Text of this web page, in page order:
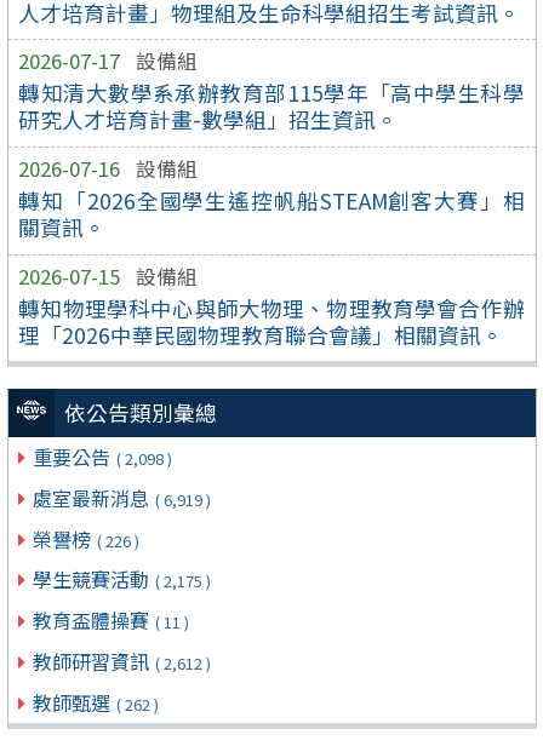
人才培育計畫」物理組及生命科學組招生考試資訊。
2026-07-17 設備組
轉知清大數學系承辦教育部115學年「高中學生科學
研究人才培育計畫-數學組」招生資訊。
2026-07-16 設備組
轉知「2026全國學生遙控帆船STEAM創客大賽」相
關資訊。
2026-07-15 設備組
轉知物理學科中心與師大物理、物理教育學會合作辦
理「2026中華民國物理教育聯合會議」相關資訊。
依公告類別彙總
重要公告 ( 2,098 )
處室最新消息 ( 6,919 )
榮譽榜 ( 226 )
學生競賽活動 ( 2,175 )
教育盃體操賽 ( 11 )
教師研習資訊 ( 2,612 )
教師甄選 ( 262 )